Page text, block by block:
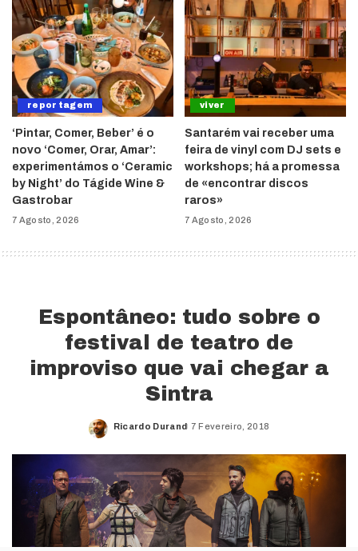
reportagem
‘Pintar, Comer, Beber’ é o
novo ‘Comer, Orar, Amar’:
experimentámos o ‘Ceramic
by Night’ do Tágide Wine &
Gastrobar
7 Agosto, 2026
viver
Santarém vai receber uma
feira de vinyl com DJ sets e
workshops; há a promessa
de «encontrar discos
raros»
7 Agosto, 2026
Espontâneo: tudo sobre o
festival de teatro de
improviso que vai chegar a
Sintra
Posted
Ricardo Durand 7 Fevereiro, 2018